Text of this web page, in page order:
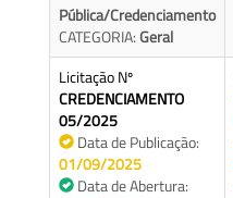
Pública/Credenciamento
CATEGORIA:Geral
Licitação Nº
CREDENCIAMENTO
05/2025
Data de Publicação:
01/09/2025
Data de Abertura: